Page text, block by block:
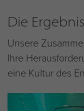
Die
Unsere
Ihre
eine Kultur des